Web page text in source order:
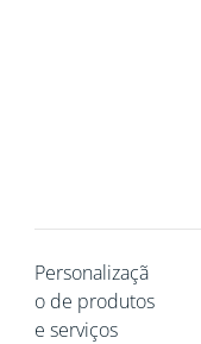
Personalizaçã
o de produtos
e serviços